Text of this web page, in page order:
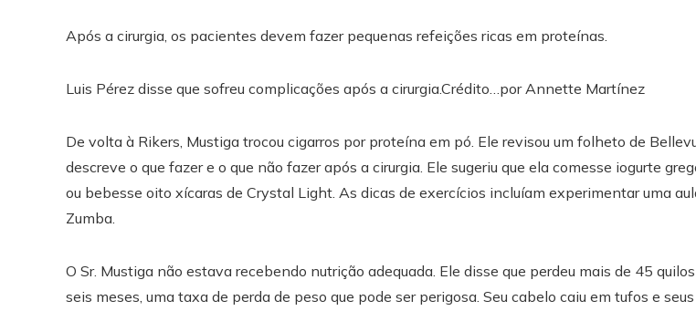
Após a cirurgia, os pacientes devem fazer pequenas refeições ricas em proteínas.
Luis Pérez disse que sofreu complicações após a cirurgia.Crédito… por Annette Martínez
De volta à Rikers, Mustiga trocou cigarros por proteína em pó. Ele revisou um folheto de
descreve o que fazer e o que não fazer após a cirurgia. Ele sugeriu que ela comesse iogurte
ou bebesse oito xícaras de Crystal Light. As dicas de exercícios incluíam experimentar uma
Zumba.
O Sr. Mustiga não estava recebendo nutrição adequada. Ele disse que perdeu mais de 45
seis meses, uma taxa de perda de peso que pode ser perigosa. Seu cabelo caiu em tufos e